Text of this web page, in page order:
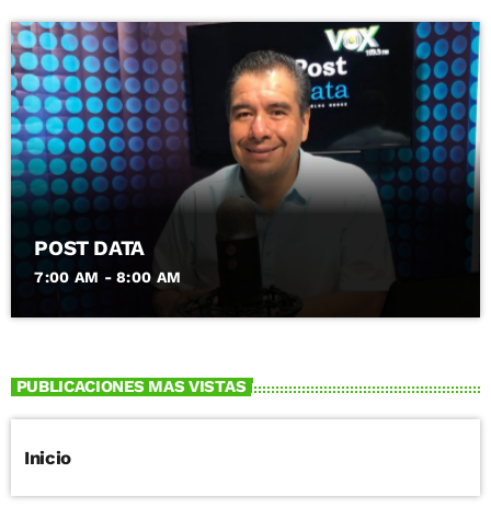
POST DATA
7:00 AM - 8:00 AM
PUBLICACIONES MAS VISTAS
Inicio